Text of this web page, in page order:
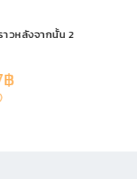
วหลังจากนั้น 2